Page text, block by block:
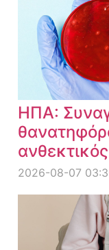
ΗΠΑ:
2026-08-07